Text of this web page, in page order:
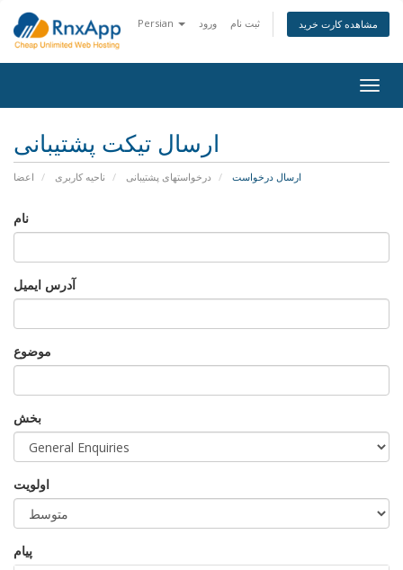
Persian ورود ثبت نام مشاهده کارت خرید
ارسال تیکت پشتیبانی
اعضا ناحیه کاربری درخواستهای پشتیبانی ارسال درخواست
نام
آدرس ایمیل
موضوع
بخش
اولویت
پیام